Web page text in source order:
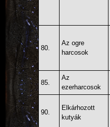
80.
Az ogre
harcosok
85.
Az
ezerharcosok
90.
Elkárhozott
kutyák